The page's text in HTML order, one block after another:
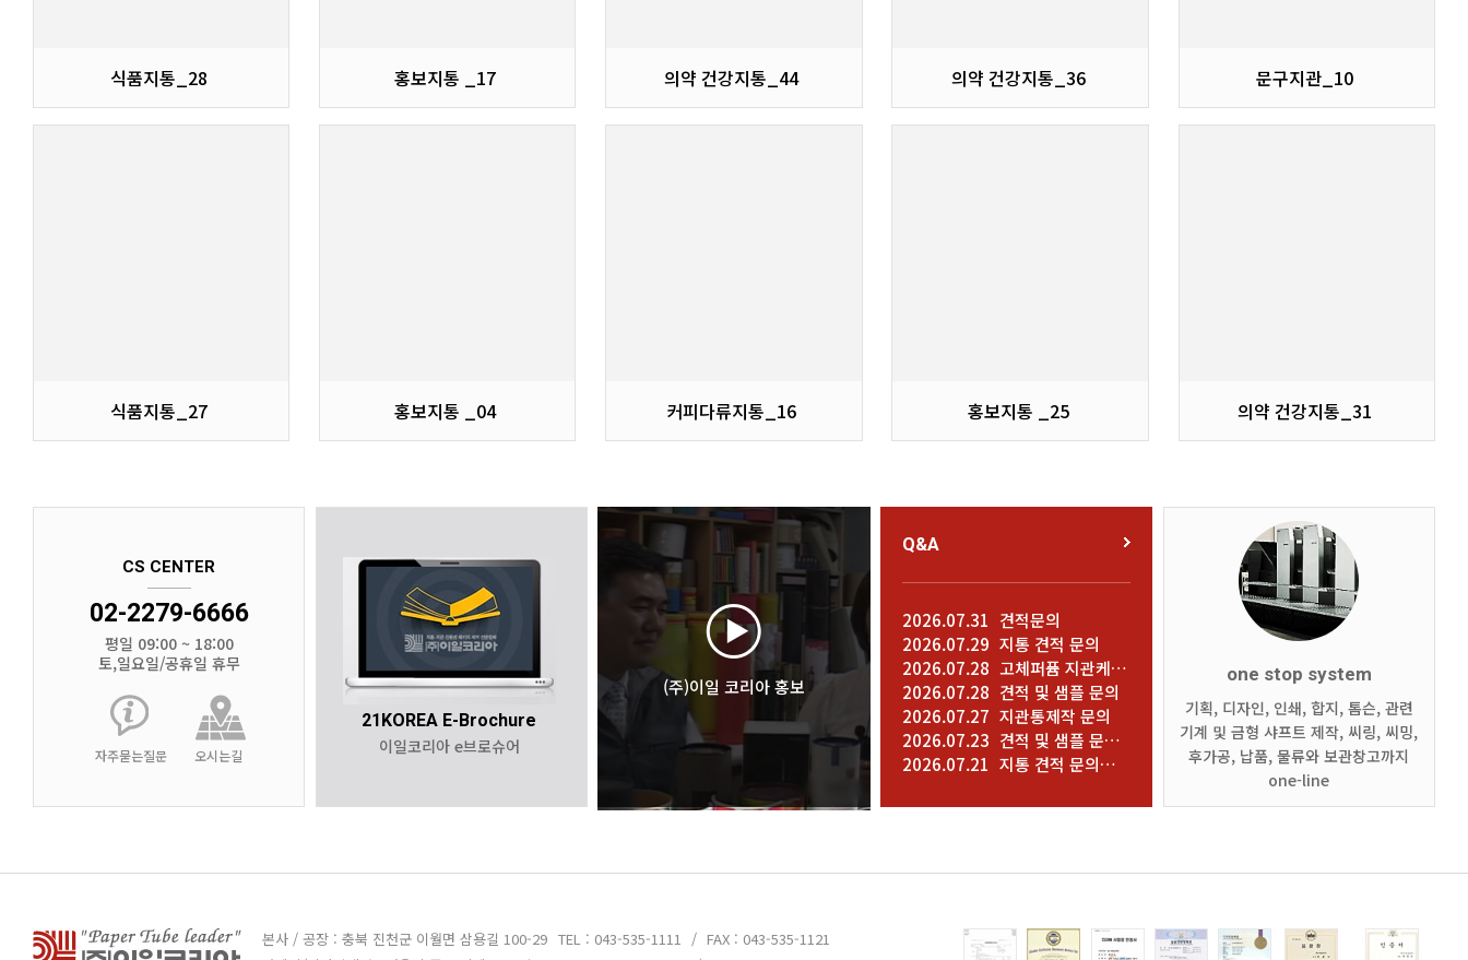
식품지통_28 홍보지통 _17 의약 건강지통_44 의약 건강지통_36 문구지관_10
식품지통_27 홍보지통 _04 커피다류지통_16 홍보지통 _25 의약 건강지통_31
CS CENTER
02-2279-6666
평일 09:00 ~ 18:00
토,일요일/공휴일 휴무
자주묻는질문 오시는길
21KOREA E-Brochure
이일코리아 e브로슈어
(주)이일 코리아 홍보
Q&A
2026.07.31 견적문의
2026.07.29 지통 견적 문의
2026.07.28 고체퍼퓸 지관케이스 제작문의 건
2026.07.28 견적 및 샘플 문의
2026.07.27 지관통제작 문의
2026.07.23 견적 및 샘플 문의 드립니다
2026.07.21 지통 견적 문의드립니다.
one stop system
기획, 디자인, 인쇄, 합지, 톰슨, 관련
기계 및 금형 샤프트 제작, 씨링, 씨밍,
후가공, 납품, 물류와 보관창고까지
one-line
본사 / 공장 : 충북 진천군 이월면 삼용길 100-29 TEL : 043-535-1111 / FAX : 043-535-1121